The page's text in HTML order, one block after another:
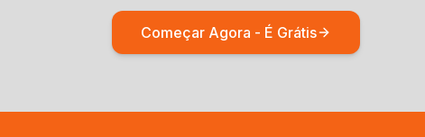
Começar Agora - É Grátis